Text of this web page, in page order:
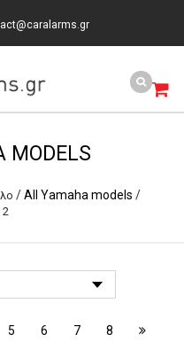
MODELS
/All Yamaha models /
2
5 6 7 8